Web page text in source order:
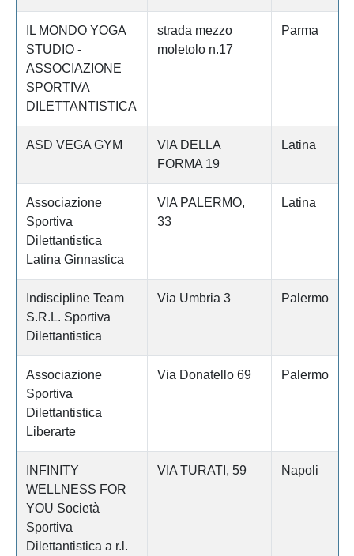
IL MONDO YOGA
STUDIO -
ASSOCIAZIONE
SPORTIVA
DILETTANTISTICA
strada mezzo
moletolo n.17
Parma
ASD VEGA GYM
VIA DELLA
FORMA 19
Latina
Associazione
Sportiva
Dilettantistica
Latina Ginnastica
VIA PALERMO,
33
Latina
Indiscipline Team
S.R.L. Sportiva
Dilettantistica
Via Umbria 3 Palermo
Associazione
Sportiva
Dilettantistica
Liberarte
Via Donatello 69 Palermo
INFINITY
WELLNESS FOR
YOU Società
Sportiva
Dilettantistica a r.l.
VIA TURATI, 59 Napoli